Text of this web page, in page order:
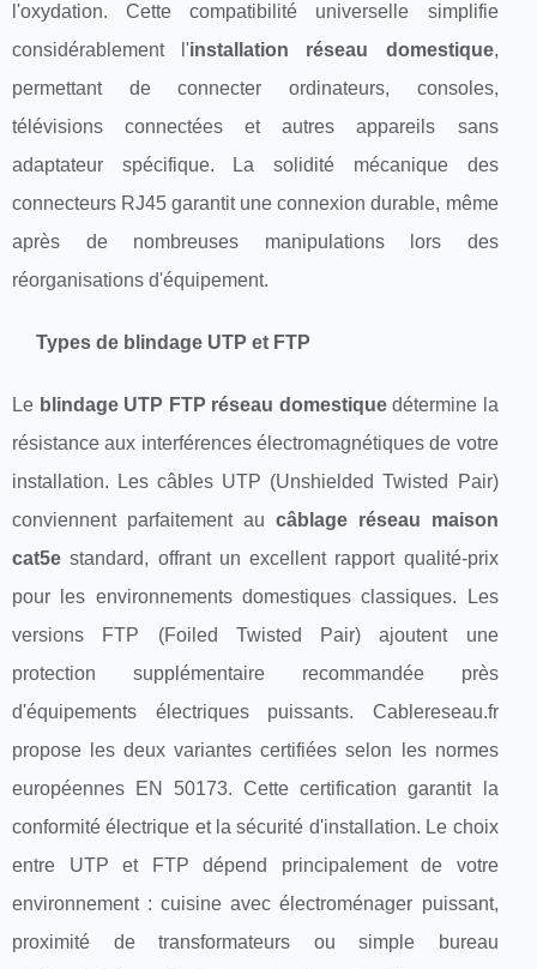
l'oxydation. Cette compatibilité universelle simplifie
considérablement l'installation réseau domestique,
permettant de connecter ordinateurs, consoles,
télévisions connectées et autres appareils sans
adaptateur spécifique. La solidité mécanique des
connecteurs RJ45 garantit une connexion durable, même
après de nombreuses manipulations lors des
réorganisations d'équipement.
Types de blindage UTP et FTP
Le blindage UTP FTP réseau domestiquedétermine la
résistance aux interférences électromagnétiques de votre
installation. Les câbles UTP (Unshielded Twisted Pair)
conviennent parfaitement au câblage réseau maison
cat5e standard, offrant un excellent rapport qualité-prix
pour les environnements domestiques classiques. Les
versions FTP (Foiled Twisted Pair) ajoutent une
protection supplémentaire recommandée près
d'équipements électriques puissants. Cablereseau.fr
propose les deux variantes certifiées selon les normes
européennes EN 50173. Cette certification garantit la
conformité électrique et la sécurité d'installation. Le choix
entre UTP et FTP dépend principalement de votre
environnement : cuisine avec électroménager puissant,
proximité de transformateurs ou simple bureau